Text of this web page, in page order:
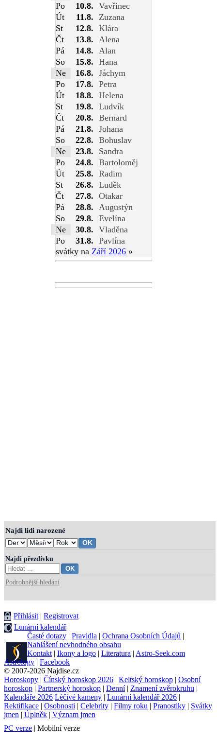
Po
10.8. Vavřinec
Út
11.8.
Zuzana
St
12.8. Klára
Čt
13.8.
Alena
Pá
14.8.
Alan
So
15.8. Hana
Ne
16.8. Jáchym
Po
17.8. Petra
Út
18.8. Helena
St
19.8. Ludvík
Čt
20.8. Bernard
Pá
21.8. Johana
So
22.8. Bohuslav
Ne
23.8.
Sandra
Po
24.8. Bartoloměj
Út
25.8. Radim
St
26.8. Luděk
Čt
27.8. Otakar
Pá
28.8.
Augustýn
So
29.8. Evelína
Ne
30.8. Vladěna
Po
31.8. Pavlína
svátky na Září 2026 »
Najdi lidi narozené
Najdi přezdívku
Podrobnější hledání
Přihlásit | Registrovat
Lunární kalendář
Časté dotazy | Pravidla | Ochrana Osobních Údajů |
Nahlášení nevhodného obsahu
Kontakt | Ikony a logo | Literatura | Astro-Seek.com
Astrology | Facebook
© 2007-2026 Najdise.cz
Horoskopy | Čínský horoskop 2026 | Keltský horoskop | Osobní
horoskop | Partnerský horoskop | Denní| Znamení zvěrokruhu |
Kalendáře 2026 Léčivé kameny | Lunární kalendář 2026 |
Rektifikace | Osobnosti | Celebrity | Filmy roku | Pranostiky | Svátky
jmen | Úplněk | Význam jmen
PC verze | Mobilní verze